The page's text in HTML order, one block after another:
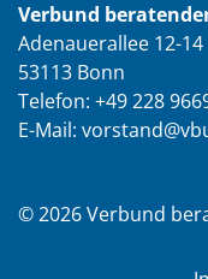
Verbund
Adenauerallee 12-14
53113 Bonn
Telefon: +49 228
E-Mail:
© 2026 Verbund